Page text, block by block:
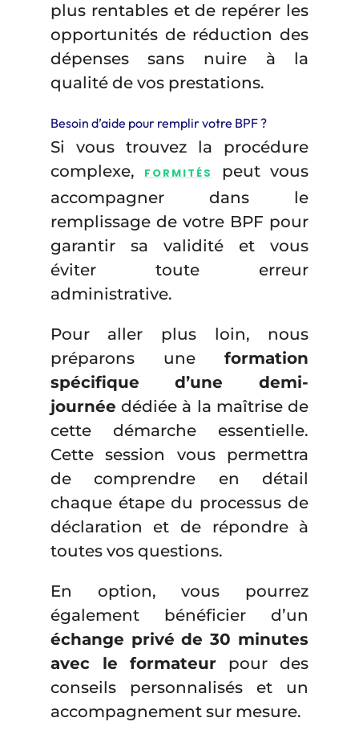
plus rentables et de repérer les
opportunités de réduction des
dépenses sans nuire à la
qualité de vos prestations.
Besoin d’aide pour remplir votre BPF ?
Si vous trouvez la procédure
complexe,
FORMITÉS
peut vous
accompagner dans le
remplissage de votre BPF pour
garantir sa validité et vous
éviter toute erreur
administrative.
Pour aller plus loin, nous
préparons uneformation
spécifique d’une demi-
journée dédiée à la maîtrise de
cette démarche essentielle.
Cette session vous permettra
de comprendre en détail
chaque étape du processus de
déclaration et de répondre à
toutes vos questions.
En option, vous pourrez
également bénéficier d’un
échange privé de 30 minutes
avec le formateur pour des
conseils personnalisés et un
accompagnement sur mesure.